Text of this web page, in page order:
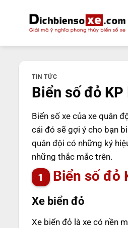
dung
TIN TỨC
Biển số đỏ
Biển số xe của xe quân
cái đó sẽ gợi ý cho bạn
quân đội có những ký
những thắc mắc trên.
Biển số đỏ
Xe biển đỏ
Xe biển đỏ là xe có nền